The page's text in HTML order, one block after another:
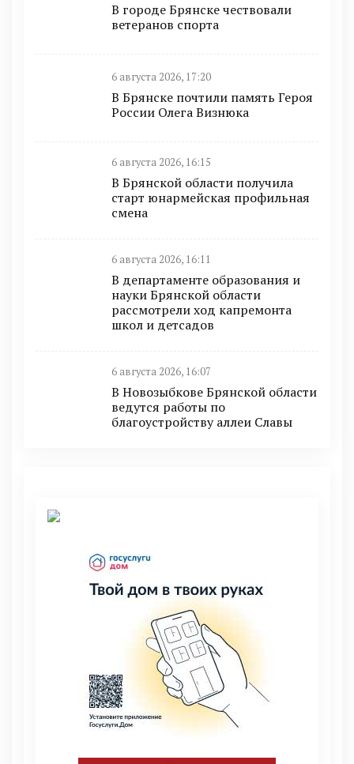
В городе Брянске чествовали
ветеранов спорта
6 августа 2026, 17:20
В Брянске почтили память Героя
России Олега Визнюка
6 августа 2026, 16:15
В Брянской области получила
старт юнармейская профильная
смена
6 августа 2026, 16:11
В департаменте образования и
науки Брянской области
рассмотрели ход капремонта
школ и детсадов
6 августа 2026, 16:07
В Новозыбкове Брянской области
ведутся работы по
благоустройству аллеи Славы